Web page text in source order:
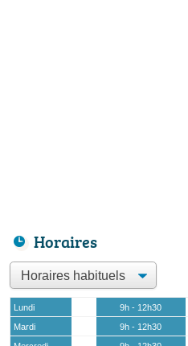
Horaires
Lundi 9h - 12h30
Mardi
9h - 12h30